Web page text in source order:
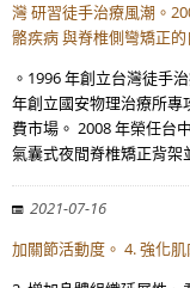
灣 研習徒手治療風潮。
骼疾病 與脊椎側彎矯正的
。1996 年創立台灣徒手
年創立國安物理治療所專
費市場。 2008 年榮任台
氣囊式夜間脊椎矯正背架
2021-07-16
加關節活動度。 4. 強化